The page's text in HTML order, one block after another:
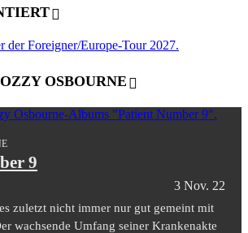
OSBOURNE
9
3 Nov. 22
zuletzt nicht immer nur gut gemeint mit
wachsende Umfang seiner Krankenakte